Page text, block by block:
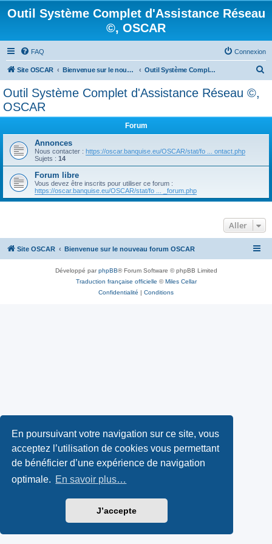
En poursuivant votre navigation sur ce site, vous
acceptez l’utilisation de cookies vous permettant
de bénéficier d’une expérience de navigation
optimale. En savoir plus…
J’accepte
Outil Système Complet d'Assistance Réseau
©, OSCAR
FAQ Connexion
Site OSCAR Bienvenue sur le nouveau forum OSCAR Outil Système Complet d'Assistance Réseau ©, OSCAR
r
Outil Système Complet d'Assistance Réseau ©,
OSCAR
Forum
Annonces
Nous contacter : https://oscar.banquise.eu/OSCAR/stat/fo ... ontact.php
Sujets : 14
Forum libre
Vous devez être inscrits pour utiliser ce forum :
https://oscar.banquise.eu/OSCAR/stat/fo ... _forum.php
Aller
Site OSCAR Bienvenue sur le nouveau forum OSCAR
Développé parphpBB® Forum Software © phpBB Limited
Traduction française officielle ©Miles Cellar
Confidentialité | Conditions